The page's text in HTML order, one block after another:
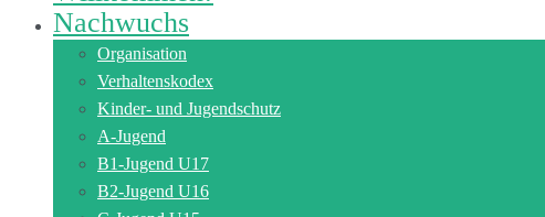
Nachwuchs
Organisation
Verhaltenskodex
Kinder- und Jugendschutz
A-Jugend
B1-Jugend U17
B2-Jugend U16